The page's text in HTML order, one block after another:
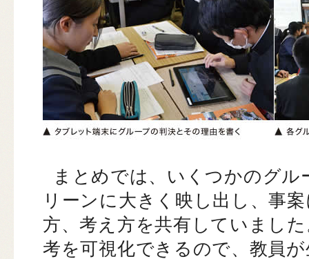
まとめでは、いくつかのグ
リーンに大きく映し出し、事
方、考え方を共有していまし
考を可視化できるので、教員